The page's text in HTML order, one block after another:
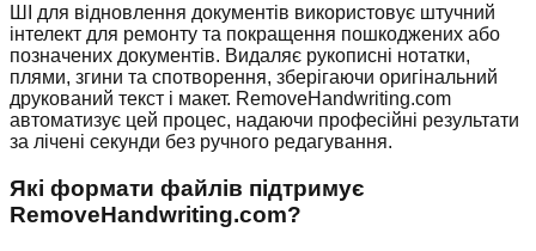
ШІ для відновлення документів використовує штучний
інтелект для ремонту та покращення пошкоджених або
позначених документів. Видаляє рукописні нотатки,
плями, згини та спотворення, зберігаючи оригінальний
друкований текст і макет. RemoveHandwriting.com
автоматизує цей процес, надаючи професійні результати
за лічені секунди без ручного редагування.
Які формати файлів підтримує
RemoveHandwriting.com?